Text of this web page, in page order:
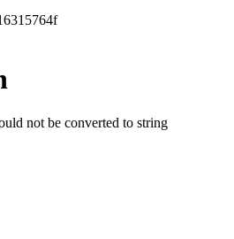
not be converted to string